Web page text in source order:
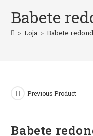
Babete
> Loja > Babete
Previous Product
Babete